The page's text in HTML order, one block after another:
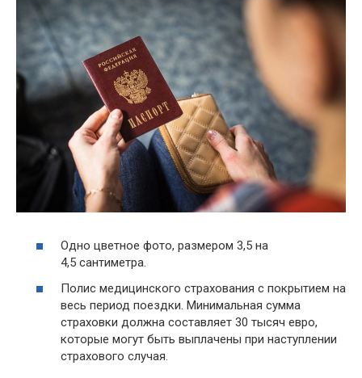
Одно цветное фото, размером 3,5 на
4,5 сантиметра.
Полис медицинского страхования с покрытием на
весь период поездки. Минимальная сумма
страховки должна составляет 30 тысяч евро,
которые могут быть выплачены при наступлении
страхового случая.